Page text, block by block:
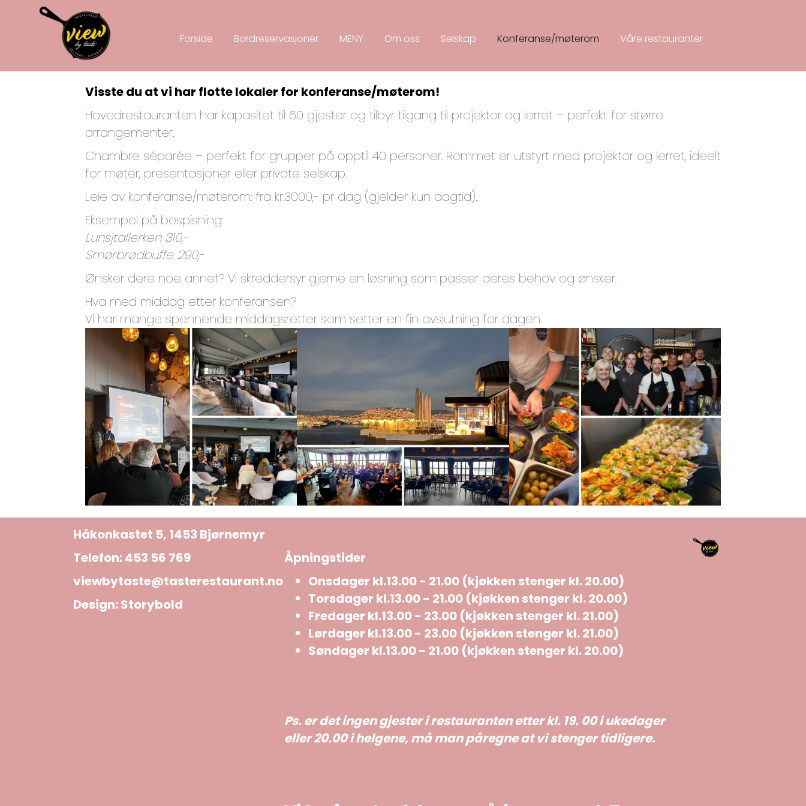
Forside Bordreservasjoner MENY Om oss Selskap Konferanse/møterom Våre restauranter
Visste du at vi har flotte lokaler for konferanse/møterom!
Hovedrestauranten har kapasitet til 60 gjester og tilbyr tilgang til projektor og lerret – perfekt for større
arrangementer.
Chambre séparée – perfekt for grupper på opptil 40 personer. Rommet er utstyrt med projektor og lerret, ideelt
for møter, presentasjoner eller private selskap.
Leie av konferanse/møterom: fra kr.3000,- pr dag (gjelder kun dagtid).
Eksempel på bespisning:
Lunsjtallerken 310,-
Smørbrødbuffe 290,-
Ønsker dere noe annet? Vi skreddersyr gjerne en løsning som passer deres behov og ønsker.
Hva med middag etter konferansen?
Vi har mange spennende middagsretter som setter en fin avslutning for dagen.
Håkonkastet 5, 1453 Bjørnemyr
Telefon:453 56 769
viewbytaste@tasterestaurant.no
Design:Storybold
Åpningstider
Onsdager kl.13.00 - 21.00 (kjøkken stenger kl. 20.00)
Torsdager kl.13.00 - 21.00 (kjøkken stenger kl. 20.00)
Fredager kl.13.00 - 23.00 (kjøkken stenger kl. 21.00)
Lørdager kl.13.00 - 23.00 (kjøkken stenger kl. 21.00)
Søndager kl.13.00 - 21.00 (kjøkken stenger kl. 20.00)
Ps. er det ingen gjester i restauranten etter kl. 19. 00 i ukedager
eller 20.00 i helgene, må man påregne at vi stenger tidligere.